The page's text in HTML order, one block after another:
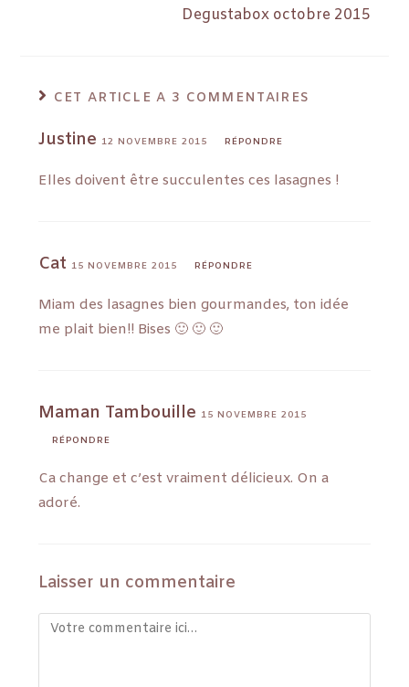
Degustabox octobre 2015
CET ARTICLE A 3 COMMENTAIRES
Justine 12 NOVEMBRE 2015 RÉPONDRE
Elles doivent être succulentes ces lasagnes !
Cat 15 NOVEMBRE 2015 RÉPONDRE
Miam des lasagnes bien gourmandes, ton idée
me plait bien!! Bises 🙂 🙂 🙂
Maman Tambouille 15 NOVEMBRE 2015
RÉPONDRE
Ca change et c’est vraiment délicieux. On a
adoré.
Laisser un commentaire